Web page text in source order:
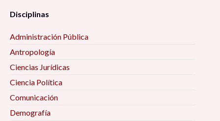
Disciplinas
Administración Pública
Antropología
Ciencias Jurídicas
Ciencia Política
Comunicación
Demografía